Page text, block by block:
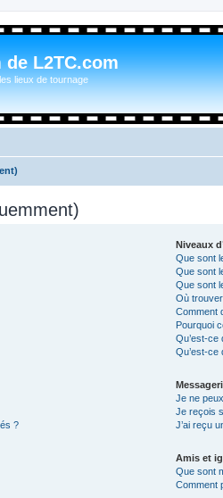
de L2TC.com
lieux de tournage
?
Niveaux
Que sont
Que sont
Que sont
Où
Comment
Pourquoi
Qu’est-ce
Qu’est-ce
Je ne
Je reçois
J’ai reçu
Amis et
Que sont
Comment